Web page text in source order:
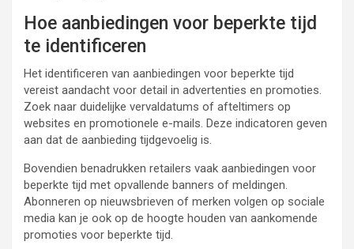
Hoe aanbiedingen voor beperkte tijd
te identificeren
Het identificeren van aanbiedingen voor beperkte tijd
vereist aandacht voor detail in advertenties en promoties.
Zoek naar duidelijke vervaldatums of afteltimers op
websites en promotionele e-mails. Deze indicatoren geven
aan dat de aanbieding tijdgevoelig is.
Bovendien benadrukken retailers vaak aanbiedingen voor
beperkte tijd met opvallende banners of meldingen.
Abonneren op nieuwsbrieven of merken volgen op sociale
media kan je ook op de hoogte houden van aankomende
promoties voor beperkte tijd.